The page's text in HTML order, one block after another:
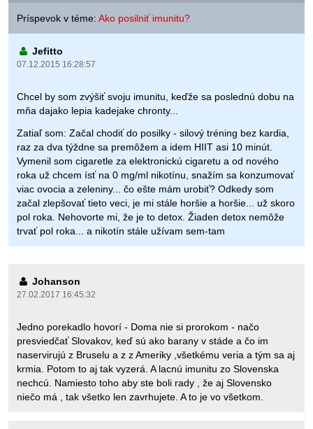
Príspevok v téme: Ako posilniť imunitu?
Jefitto
07.12.2015 16:28:57
Chcel by som zvýšiť svoju imunitu, keďže sa poslednú dobu na
mňa dajako lepia kadejake chronty...
Zatiaľ som: Začal chodiť do posilky - silový tréning bez kardia,
raz za dva týždne sa premôžem a idem HIIT asi 10 minút.
Vymenil som cigaretle za elektronickú cigaretu a od nového
roka už chcem ísť na 0 mg/ml nikotínu, snažím sa konzumovať
viac ovocia a zeleniny... čo ešte mám urobiť? Odkedy som
začal zlepšovať tieto veci, je mi stále horšie a horšie... už skoro
pol roka. Nehovorte mi, že je to detox. Žiaden detox nemôže
trvať pol roka... a nikotín stále užívam sem-tam
Johanson
27.02.2017 16:45:32
Jedno porekadlo hovorí - Doma nie si prorokom - načo
presviedčať Slovakov, keď sú ako barany v stáde a čo im
naservirujú z Bruselu a z z Ameriky ,všetkému veria a tým sa aj
krmia. Potom to aj tak vyzerá. A lacnú imunitu zo Slovenska
nechcú. Namiesto toho aby ste boli rady , že aj Slovensko
niečo má , tak všetko len zavrhujete. A to je vo všetkom.